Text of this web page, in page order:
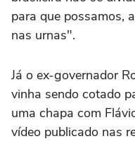
para que possamos,
nas urnas".
Já o ex-governador
vinha sendo cotado
uma chapa com
vídeo publicado nas